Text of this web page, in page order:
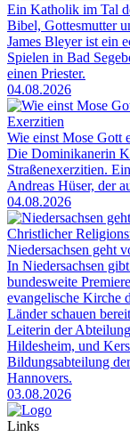
Ein Katholik im Tal
Bibel, Gottesmutter
James Bleyer ist ein
Spielen in Bad
einen Priester.
04.08.2026
Exerzitien
Wie einst Mose Gott
Die Dominikanerin
Straßenexerzitien.
Andreas Hüser, der
04.08.2026
Christlicher
Niedersachsen geht
In Niedersachsen
bundesweite
evangelische Kirche
Länder schauen
Leiterin der
Hildesheim, und
Bildungsabteilung
Hannovers.
03.08.2026
Links